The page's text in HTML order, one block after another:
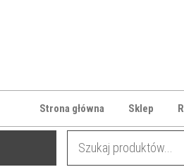
Strona główna Sklep